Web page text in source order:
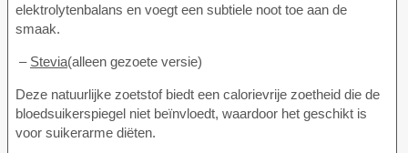
elektrolytenbalans en voegt een subtiele noot toe aan de
smaak.
– Stevia(alleen gezoete versie)
Deze natuurlijke zoetstof biedt een calorievrije zoetheid die de
bloedsuikerspiegel niet beïnvloedt, waardoor het geschikt is
voor suikerarme diëten.